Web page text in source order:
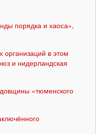
порядка и хаоса»,
организаций в этом
и нидерландская
«тюменского